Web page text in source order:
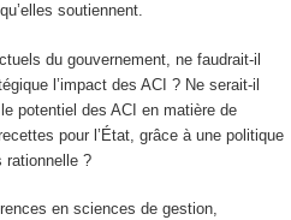
soutiennent.
du gouvernement, ne faudrait-il
l’impact des ACI ? Ne serait-il
potentiel des ACI en matière de
pour l’État, grâce à une politique
rationnelle ?
en sciences de gestion,